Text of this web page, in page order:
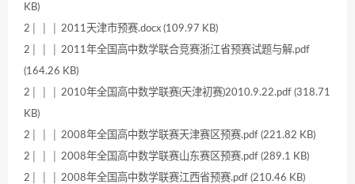
KB)
2│ │ │ 2011天津市预赛.docx (109.97 KB)
2│ │ │ 2011年全国高中数学联合竞赛浙江省预赛试题与解.pdf
(164.26 KB)
2│ │ │ 2010年全国高中数学联赛(天津初赛)2010.9.22.pdf (318.71
KB)
2│ │ │ 2008年全国高中数学联赛天津赛区预赛.pdf (221.82 KB)
2│ │ │ 2008年全国高中数学联赛山东赛区预赛.pdf (289.1 KB)
2│ │ │ 2008年全国高中数学联赛江西省预赛.pdf (210.46 KB)